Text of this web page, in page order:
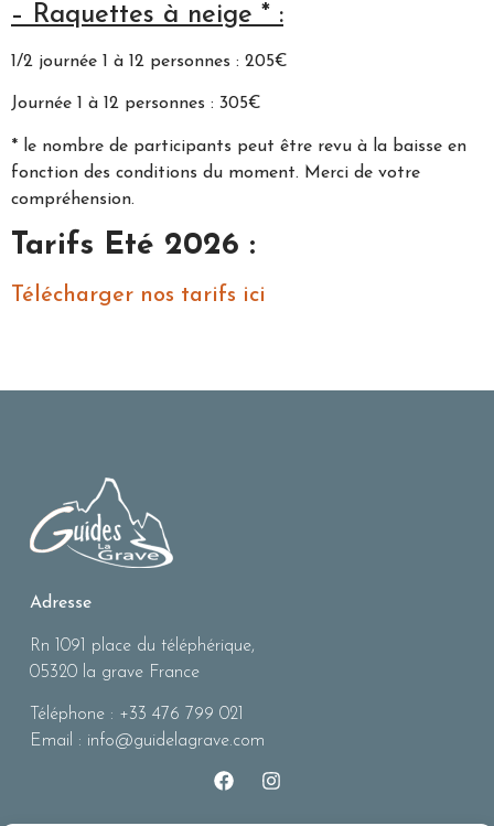
– Raquettes à neige * :
1/2 journée 1 à 12 personnes : 205€
Journée 1 à 12 personnes : 305€
* le nombre de participants peut être revu à la baisse en
fonction des conditions du moment. Merci de votre
compréhension.
Tarifs Eté 2026 :
Télécharger nos tarifs ici
Adresse
Rn 1091 place du téléphérique,
05320 la grave France
Téléphone : +33 476 799 021
Email : info@guidelagrave.com